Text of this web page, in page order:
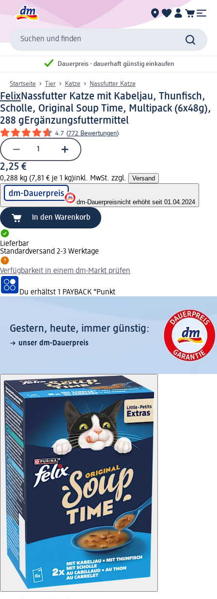
Suchen und finden
Dauerpreis - dauerhaft günstig einkaufen
Startseite Tier Katze Nassfutter Katze
FelixNassfutter Katze mit Kabeljau, Thunfisch,
Scholle, Original Soup Time, Multipack (6x48g),
288 gErgänzungsfuttermittel
4.7 (772 Bewertungen)
2,25 €
0,288 kg (7,81 € je 1 kg)inkl. MwSt. zzgl. Versand
dm-Dauerpreisnicht erhöht seit 01.04.2024
In den Warenkorb
Lieferbar
Standardversand 2-3 Werktage
Verfügbarkeit in einem dm-Markt prüfen
Du erhältst 1 PAYBACK °Punkt
Gestern, heute, immer günstig:
unser dm-Dauerpreis